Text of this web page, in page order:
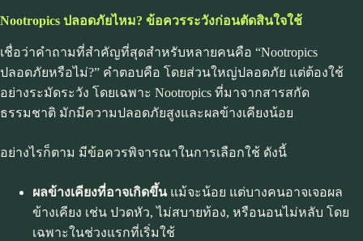
Nootropics ปลอดภัยไหม? ข้อควรระวังก่อนตัดสินใจใช้
เชื่อว่าคำถามที่สำคัญที่สุดสำหรับหลายคนคือ “Nootropics
ปลอดภัยหรือไม่?” คำตอบคือ โดยส่วนใหญ่ปลอดภัย แต่ต้องใช้
อย่างระมัดระวัง โดยเฉพาะ Nootropics ที่มาจากสารสกัด
ธรรมชาติ มักมีความปลอดภัยสูงและผลข้างเคียงน้อย
อย่างไรก็ตาม มีข้อควรพิจารณาในการเลือกใช้ ดังนี้
ผลข้างเคียงที่อาจเกิดขึ้นแม้จะน้อย แต่บางคนอาจเจอผล
ข้างเคียง เช่น ปวดหัว, ไม่สบายท้อง, หรือนอนไม่หลับ โดย
เฉพาะในช่วงแรกที่เริ่มใช้